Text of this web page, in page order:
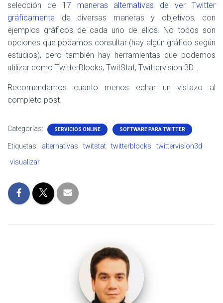
selección de 17 maneras alternativas de ver Twitter
gráficamente de diversas maneras y objetivos, con
ejemplos gráficos de cada uno de ellos. No todos son
opciones que podamos consultar (hay algún gráfico según
estudios), pero también hay herramientas que podemos
utilizar como TwitterBlocks, TwitStat, Twittervision 3D…
Recomendamos cuanto menos echar un vistazo al
completo post.
Categorías: SERVICIOS ONLINE SOFTWARE PARA TWITTER
Etiquetas: alternativas twitstat twitterblocks
twittervision3d
visualizar